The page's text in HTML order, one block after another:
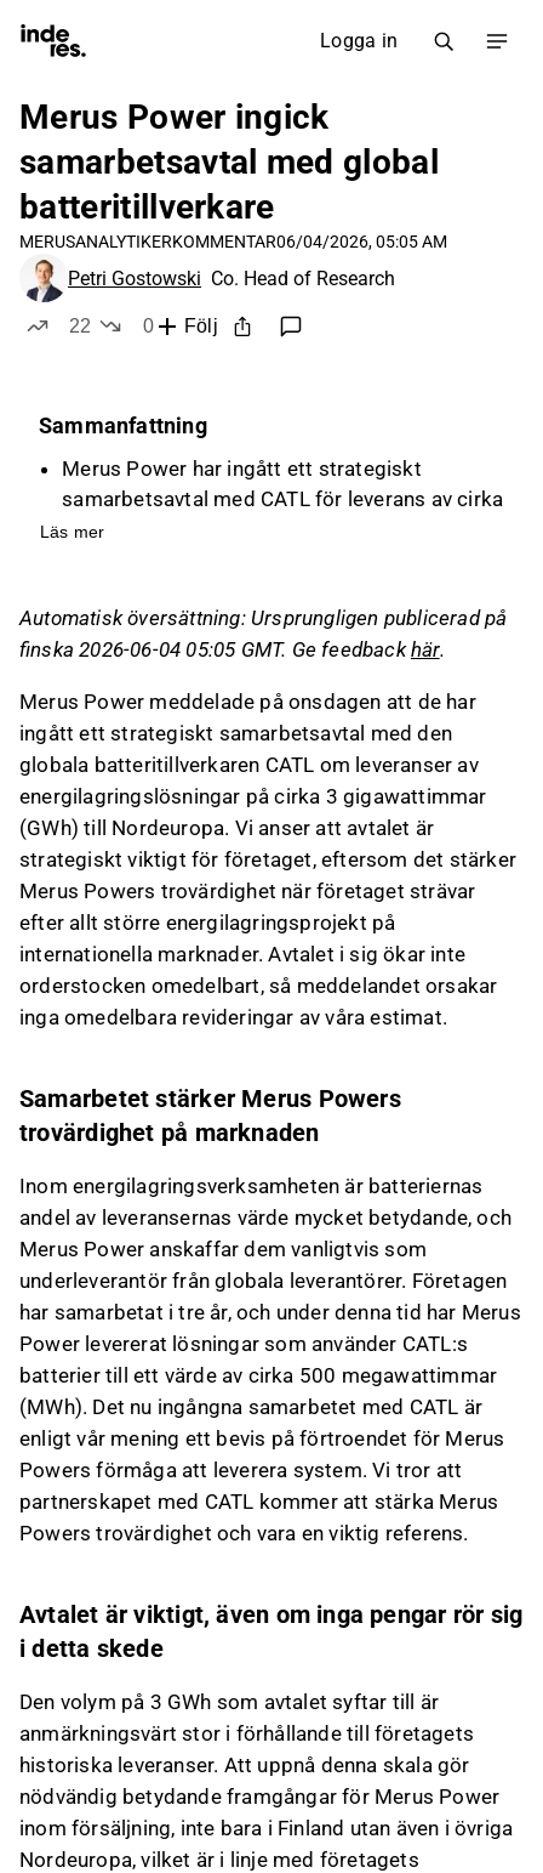
Logga in
Merus Power ingick
samarbetsavtal med global
batteritillverkare
MERUSANALYTIKERKOMMENTAR06/04/2026, 05:05 AM
Petri Gostowski Co. Head of Research
22
0
Följ
Sammanfattning
Merus Power har ingått ett strategiskt
samarbetsavtal med CATL för leverans av cirka
3 GWh energilagringslösningar till Nordeuropa,
Avtalet ökar inte omedelbart orderboken, men
det är en viktig referens och bevis på
leverera system.
Partnerskapet med CATL är betydelsefullt för
Merus Powers internationaliseringsstrategi,
trots att det inte har några omedelbara
ekonomiska effekter.
Detta innehåll är skapat av AI. Du kan lämna feedback
om det på Inderesforum.
Läs mer
Automatisk översättning: Ursprungligen publicerad på
finska 2026-06-04 05:05 GMT. Ge feedbackhär.
Merus Power meddelade på onsdagen att de har
ingått ett strategiskt samarbetsavtal med den
globala batteritillverkaren CATL om leveranser av
energilagringslösningar på cirka 3 gigawattimmar
(GWh) till Nordeuropa. Vi anser att avtalet är
strategiskt viktigt för företaget, eftersom det stärker
Merus Powers trovärdighet när företaget strävar
efter allt större energilagringsprojekt på
internationella marknader. Avtalet i sig ökar inte
orderstocken omedelbart, så meddelandet orsakar
inga omedelbara revideringar av våra estimat.
Samarbetet stärker Merus Powers
trovärdighet på marknaden
Inom energilagringsverksamheten är batteriernas
andel av leveransernas värde mycket betydande, och
Merus Power anskaffar dem vanligtvis som
underleverantör från globala leverantörer. Företagen
har samarbetat i tre år, och under denna tid har Merus
Power levererat lösningar som använder CATL:s
batterier till ett värde av cirka 500 megawattimmar
(MWh). Det nu ingångna samarbetet med CATL är
enligt vår mening ett bevis på förtroendet för Merus
Powers förmåga att leverera system. Vi tror att
partnerskapet med CATL kommer att stärka Merus
Powers trovärdighet och vara en viktig referens.
Avtalet är viktigt, även om inga pengar rör sig
i detta skede
Den volym på 3 GWh som avtalet syftar till är
anmärkningsvärt stor i förhållande till företagets
historiska leveranser. Att uppnå denna skala gör
nödvändig betydande framgångar för Merus Power
inom försäljning, inte bara i Finland utan även i övriga
Nordeuropa, vilket är i linje med företagets